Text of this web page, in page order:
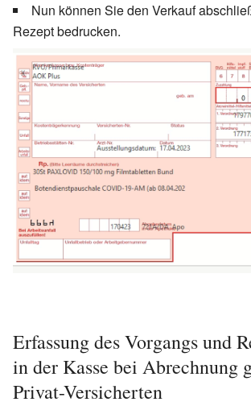
Nun können Sie den Verkauf
Rezept bedrucken.
Erfassung des Vorgangs und
in der Kasse bei Abrechnung
Privat-Versicherten